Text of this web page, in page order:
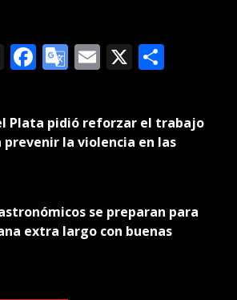
Threads
Facebook
Google
Translate
Email
X
Plata pidió reforzar el trabajo
la violencia en las
se preparan para
extra largo con buenas